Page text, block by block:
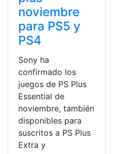
noviembre
para PS5 y
PS4
Sony ha
confirmado los
juegos de PS Plus
Essential de
noviembre, también
disponibles para
suscritos a PS Plus
Extra y